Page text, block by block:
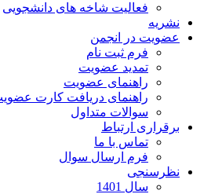
فعالیت شاخه های دانشجویی
نشریه
عضویت در انجمن
فرم ثبت نام
تمدید عضویت
راهنمای عضویت
راهنمای دریافت کارت عضویت
سوالات متداول
برقراری ارتباط
تماس با ما
فرم ارسال سوال
نظرسنجی
سال 1401